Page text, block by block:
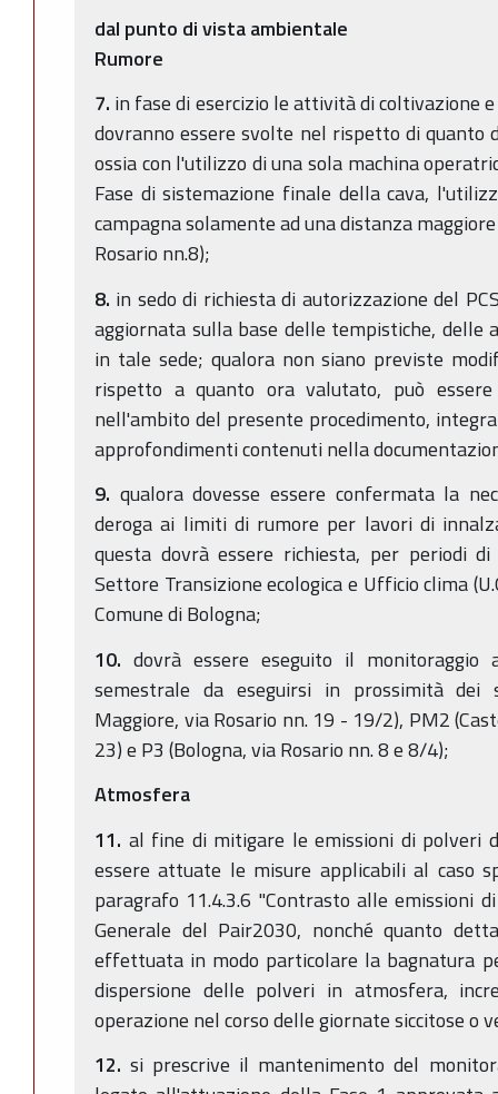
dal punto di vista ambientale
Rumore
7. in fase di esercizio le attività di coltivazione
dovranno essere svolte nel rispetto di quanto
ossia con l'utilizzo di una sola machina
Fase di sistemazione finale della cava,
campagna solamente ad una distanza
Rosario nn.8);
8. in sedo di richiesta di autorizzazione del
aggiornata sulla base delle tempistiche,
in tale sede; qualora non siano previste
rispetto a quanto ora valutato, può
nell'ambito del presente procedimento,
approfondimenti contenuti nella
9. qualora dovesse essere confermata la
deroga ai limiti di rumore per lavori di
questa dovrà essere richiesta, per periodi
Settore Transizione ecologica e Ufficio clima
Comune di Bologna;
10. dovrà essere eseguito il monitoraggio
semestrale da eseguirsi in prossimità dei
Maggiore, via Rosario nn. 19 - 19/2), PM2
23) e P3 (Bologna, via Rosario nn. 8 e 8/4);
Atmosfera
11. al fine di mitigare le emissioni di polveri
essere attuate le misure applicabili al caso
paragrafo 11.4.3.6 "Contrasto alle emissioni
Generale del Pair2030, nonché quanto
effettuata in modo particolare la bagnatura
dispersione delle polveri in atmosfera,
operazione nel corso delle giornate siccitose o
12. si prescrive il mantenimento del